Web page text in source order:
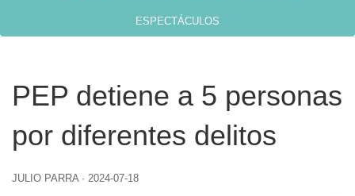
ESPECTÁCULOS
PEP detiene a 5 personas
por diferentes delitos
JULIO PARRA · 2024-07-18